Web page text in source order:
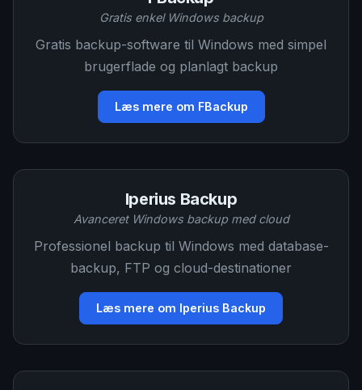
Gratis enkel Windows backup
Gratis backup-software til Windows med simpel
brugerflade og planlagt backup
Læs mere om FBackup
Iperius Backup
Avanceret Windows backup med cloud
Professionel backup til Windows med database-
backup, FTP og cloud-destinationer
Læs mere om Iperius Backup